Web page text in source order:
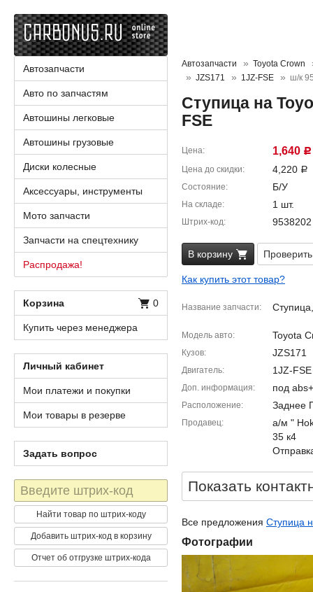
Автозапчасти
Toyota Crown
JZS171
1JZ-FSE ш/к
Ступица на
FSE
Цена 1,640 Р
Цена до скидки 4,220 Р
Состояние Б/У
На складе 1 шт.
Штрих-код 9538202
В корзину
Как купить этот товар?
Название запчасти
Модель авто Toyota
Кузов JZS171
Двигатель 1JZ-FSE
Доп. информация под
Расположение Заднее
Продавец
а/м "
35 к4
Показать
Все предложения Ступица
Фотографии
Автозапчасти
Авто по запчастям
Автошины легковые
Автошины грузовые
Диски колесные
Аксессуары, инструменты
Мото запчасти
Запчасти на спецтехнику
Распродажа!
Корзина 0
Купить через менеджера
Личный кабинет
Мои платежи и покупки
Мои товары в резерве
Задать вопрос
Штрих-
код
Найти товар по штрих-коду
Добавить штрих-код в корзину
Отчет об отгрузке штрих-кода